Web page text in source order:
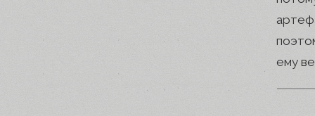
ему